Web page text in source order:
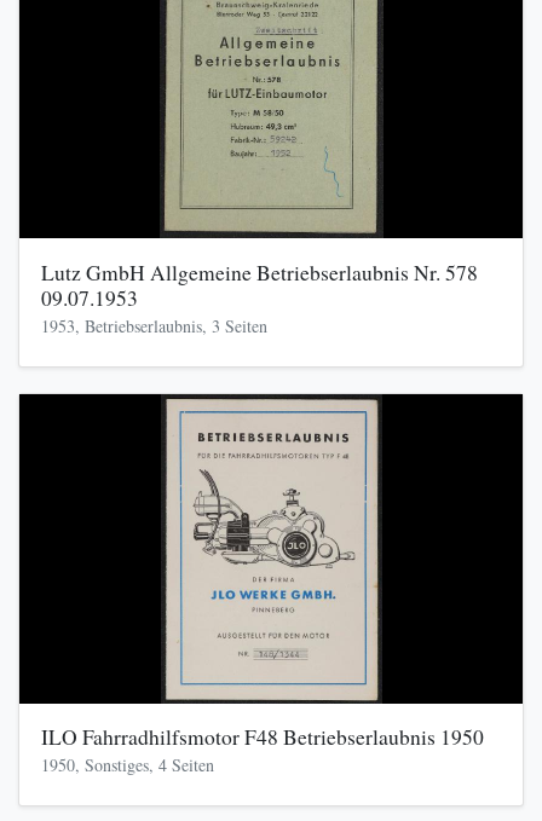
Lutz GmbH Allgemeine Betriebserlaubnis Nr. 578
09.07.1953
1953, Betriebserlaubnis, 3 Seiten
ILO Fahrradhilfsmotor F48 Betriebserlaubnis 1950
1950, Sonstiges, 4 Seiten